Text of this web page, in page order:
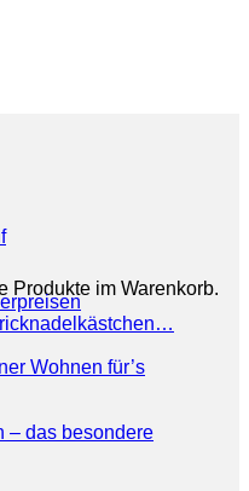
Produkte im Warenkorb.
Wohnen für’s
– das besondere